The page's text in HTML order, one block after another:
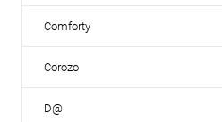
Comforty
Corozo
D@